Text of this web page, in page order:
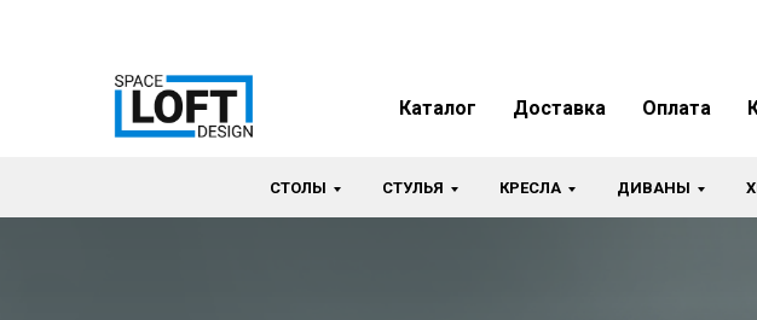
Каталог Доставка Оплата
СТОЛЫ СТУЛЬЯ КРЕСЛА ДИВАНЫ